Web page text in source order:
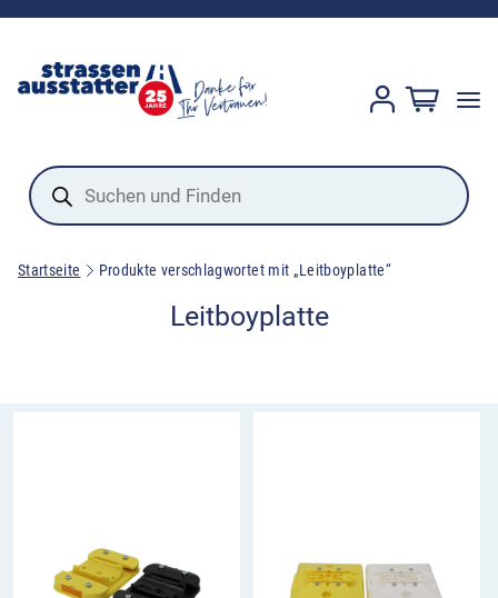
Products
search
Startseite Produkte verschlagwortet mit „Leitboyplatte“
Leitboyplatte